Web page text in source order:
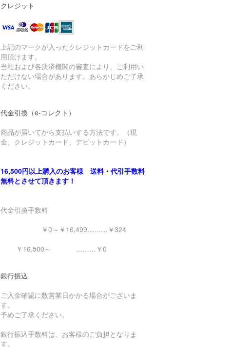
クレジット
上記のマークが入ったクレジットカードをご利
用頂けます。
当社および各決済機関の審査により、ご利用い
ただけない場合があります。あらかじめご了承
ください。
代金引換（e-コレクト）
商品が届いてから支払いする方法です。（現
金、クレジットカード、デビットカード）
16,500円以上購入のお客様 送料・代引手数料
無料とさせて頂きます！
代金引換手数料
￥0～￥16,499………￥324
￥16,500～ ………￥0
銀行振込
ご入金確認に数営業日かかる場合がございま
す。
予めご了承ください。
銀行振込手数料は、お客様のご負担となりま
す。